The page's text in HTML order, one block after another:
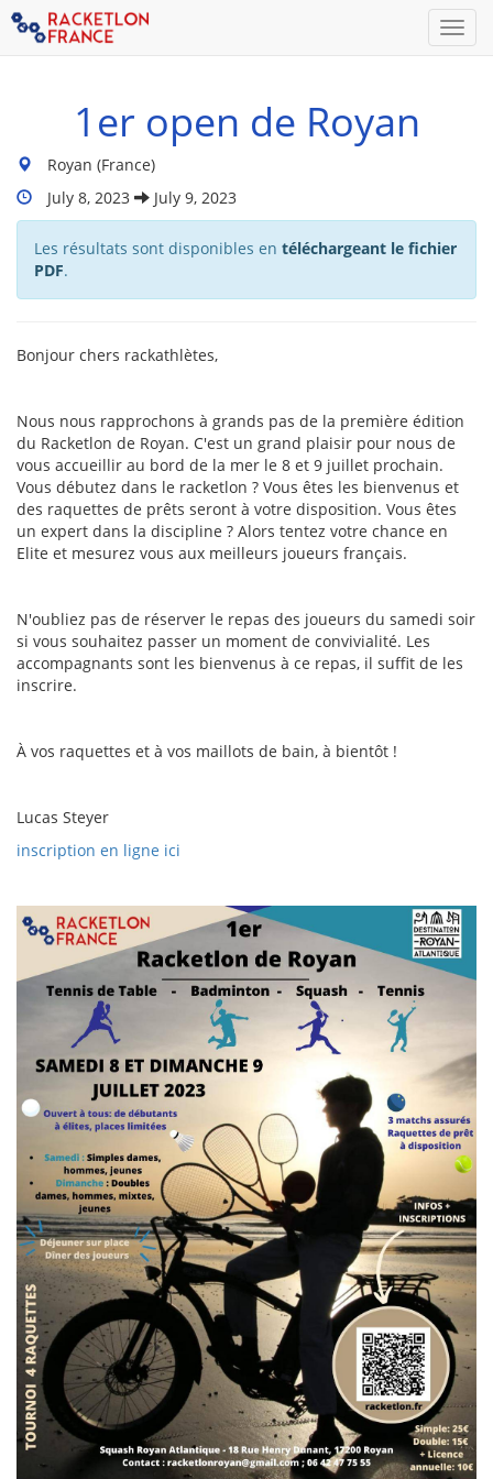
Menu
1er open de Royan
Lieu
du
tournoi
:
Royan (France)
Dates
Du
Tournoi
July 8, 2023 July 9, 2023
Les résultats sont disponibles en téléchargeant le fichier
PDF.
Bonjour chers rackathlètes,
Nous nous rapprochons à grands pas de la première édition
du Racketlon de Royan. C'est un grand plaisir pour nous de
vous accueillir au bord de la mer le 8 et 9 juillet prochain.
Vous débutez dans le racketlon ? Vous êtes les bienvenus et
des raquettes de prêts seront à votre disposition. Vous êtes
un expert dans la discipline ? Alors tentez votre chance en
Elite et mesurez vous aux meilleurs joueurs français.
N'oubliez pas de réserver le repas des joueurs du samedi soir
si vous souhaitez passer un moment de convivialité. Les
accompagnants sont les bienvenus à ce repas, il suffit de les
inscrire.
À vos raquettes et à vos maillots de bain, à bientôt !
Lucas Steyer
inscription en ligne ici